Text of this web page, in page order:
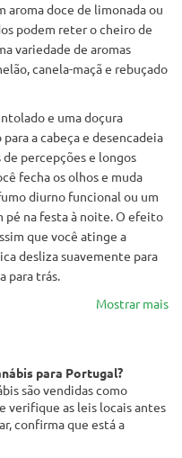
aroma doce de limonada ou
podem reter o cheiro de
variedade de aromas
canela-maçã e rebuçado
e uma doçura
a cabeça e desencadeia
percepções e longos
fecha os olhos e muda
diurno funcional ou um
pé na festa à noite. O efeito
que você atinge a
desliza suavemente para
para trás.
Mostrar mais
para Portugal?
são vendidas como
verifique as leis locais antes
confirma que está a